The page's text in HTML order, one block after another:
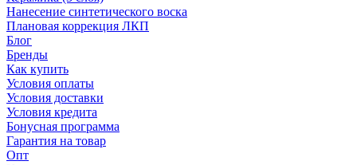
Нанесение синтетического воска
Плановая коррекция ЛКП
Блог
Бренды
Как купить
Условия оплаты
Условия доставки
Условия кредита
Бонусная программа
Гарантия на товар
Опт